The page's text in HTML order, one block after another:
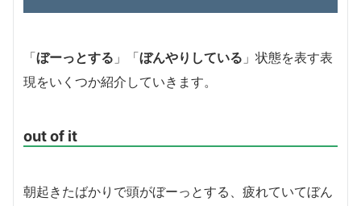
「ぼーっとする 」「ぼんやりしている 」状態を表す表
現をいくつか紹介していきます。
out of it
朝起きたばかりで頭がぼーっとする、疲れていてぼん